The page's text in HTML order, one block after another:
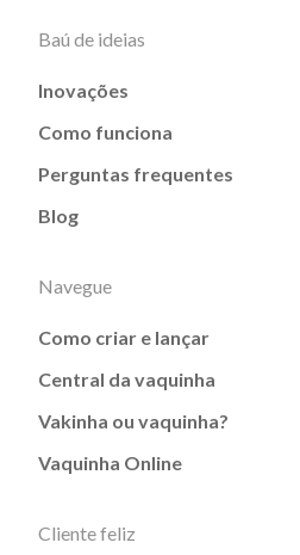
Baú de ideias
Inovações
Como funciona
Perguntas frequentes
Blog
Navegue
Como criar e lançar
Central da vaquinha
Vakinha ou vaquinha?
Vaquinha Online
Cliente feliz